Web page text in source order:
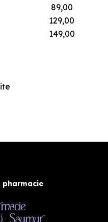
89,00
129,00
149,00
pharmacie